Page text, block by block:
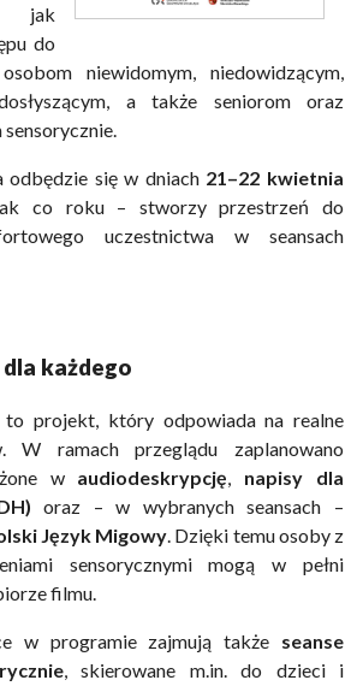
jak
do
niewidomym, niedowidzącym,
a także seniorom oraz
odbędzie się w dniach 21–22 kwietnia
co roku – stworzy przestrzeń do
uczestnictwa w seansach
każdego
to projekt, który odpowiada na realne
W ramach przeglądu zaplanowano
w audiodeskrypcję, napisy dla
oraz – w wybranych seansach –
Język Migowy. Dzięki temu osoby z
sensorycznymi mogą w pełni
filmu.
w programie zajmują także seanse
, skierowane m.in. do dzieci i